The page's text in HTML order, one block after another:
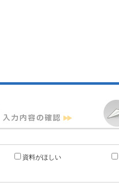
資料がほしい